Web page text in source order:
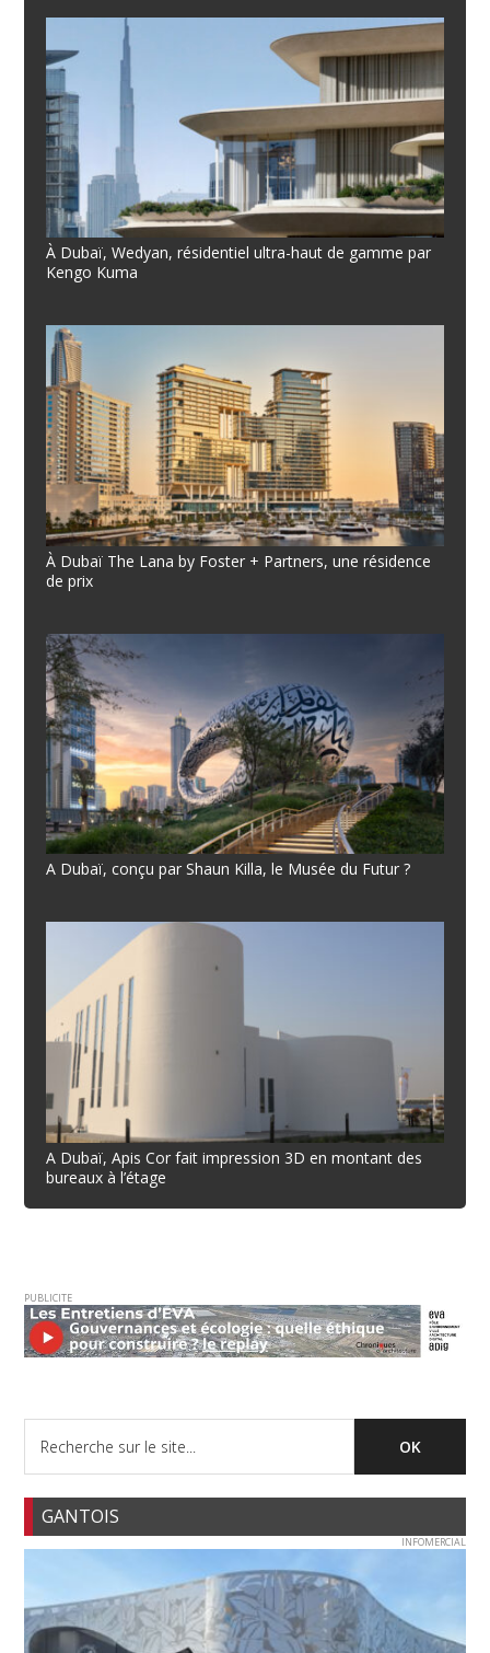
À Dubaï, Wedyan, résidentiel ultra-haut de gamme par
Kengo Kuma
À Dubaï The Lana by Foster + Partners, une résidence
de prix
A Dubaï, conçu par Shaun Killa, le Musée du Futur ?
A Dubaï, Apis Cor fait impression 3D en montant des
bureaux à l’étage
PUBLICITE
GANTOIS
INFOMERCIAL